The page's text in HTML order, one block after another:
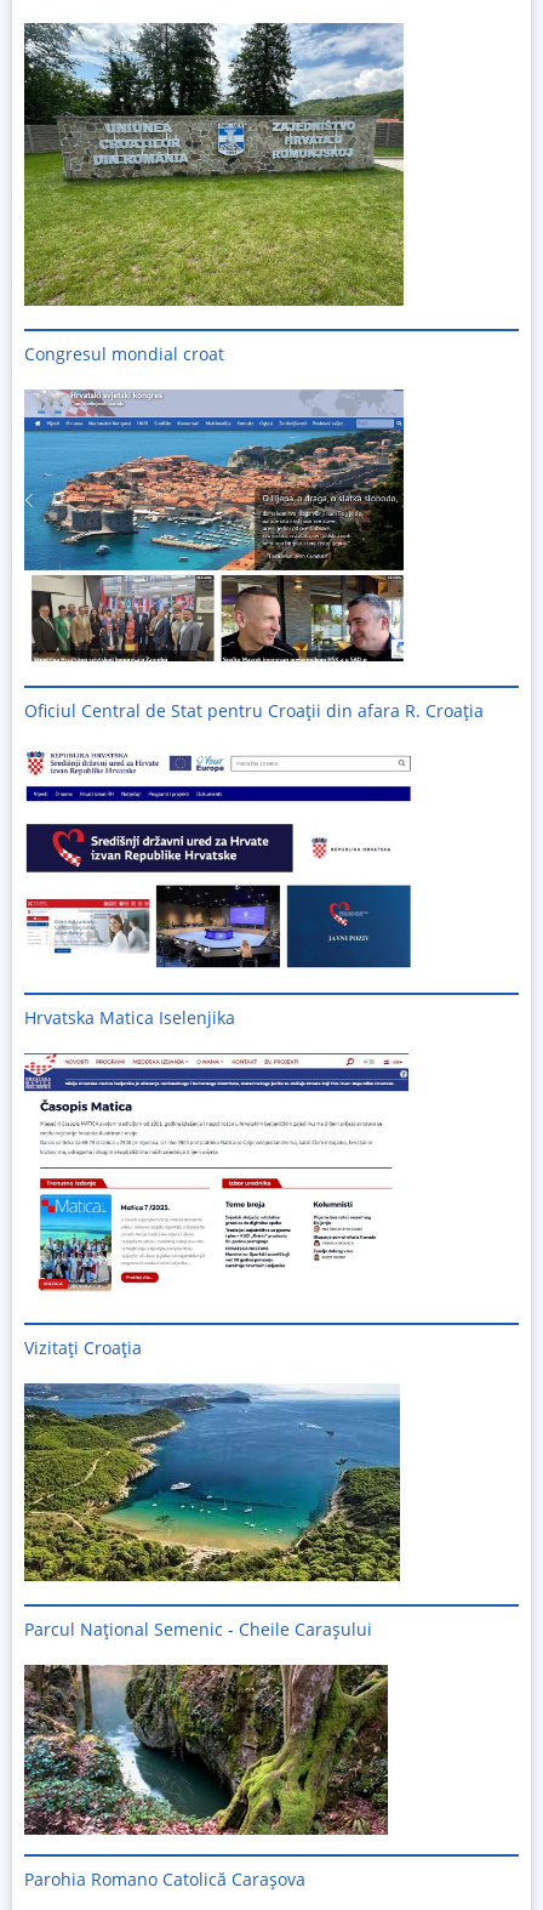
Congresul mondial croat
Oficiul Central de Stat pentru Croații din afara R. Croația
Hrvatska Matica Iselenjika
Vizitați Croația
Parcul Național Semenic - Cheile Carașului
Imagine
Parohia Romano Catolică Carașova